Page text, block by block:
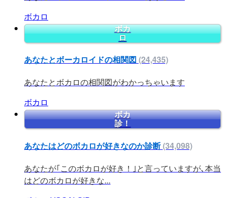
ボカロ
ボカ
ロ
あなたとボーカロイドの相関図 (24,435)
あなたとボカロの相関図がわかっちゃいます
ボカロ
ボカ
診！
あなたはどのボカロが好きなのか診断(34,098)
あなたが｢このボカロが好き！｣と言っていますが､本当
はどのボカロが好きな...